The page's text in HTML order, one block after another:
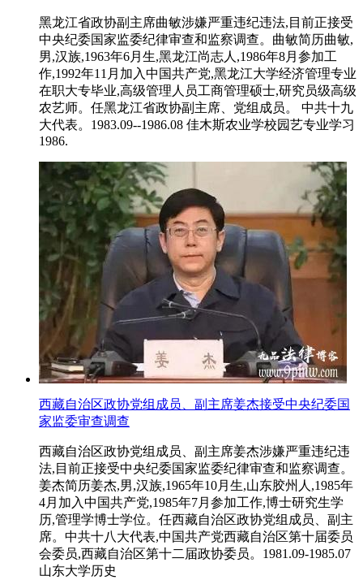
黑龙江省政协副主席曲敏涉嫌严重违纪违法,目前正接受
中央纪委国家监委纪律审查和监察调查。曲敏简历曲敏,
男,汉族,1963年6月生,黑龙江尚志人,1986年8月参加工
作,1992年11月加入中国共产党,黑龙江大学经济管理专业
在职大专毕业,高级管理人员工商管理硕士,研究员级高级
农艺师。任黑龙江省政协副主席、党组成员。 中共十九
大代表。1983.09--1986.08 佳木斯农业学校园艺专业学习
1986.
西藏自治区政协党组成员、副主席姜杰接受中央纪委国
家监委审查调查
西藏自治区政协党组成员、副主席姜杰涉嫌严重违纪违
法,目前正接受中央纪委国家监委纪律审查和监察调查。
姜杰简历姜杰,男,汉族,1965年10月生,山东胶州人,1985年
4月加入中国共产党,1985年7月参加工作,博士研究生学
历,管理学博士学位。任西藏自治区政协党组成员、副主
席。中共十八大代表,中国共产党西藏自治区第十届委员
会委员,西藏自治区第十二届政协委员。1981.09-1985.07
山东大学历史